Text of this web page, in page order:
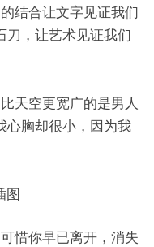
结合让文字见证我们
刀，让艺术见证我们
天空更宽广的是男人
心胸却很小，因为我
惜你早已离开，消失